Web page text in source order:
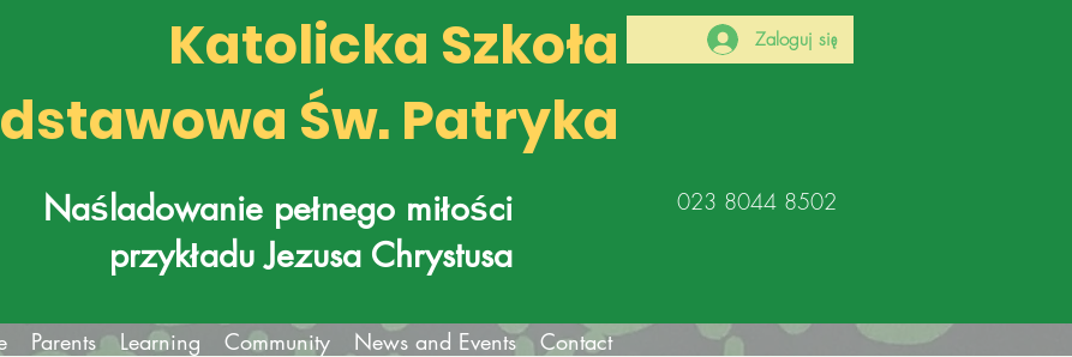
Katolicka Szkoła
Św. Patryka
Naśladowanie pełnego miłości
przykładu Jezusa Chrystusa
Zaloguj się
023 8044 8502
Parents Learning Community News and Events Contact